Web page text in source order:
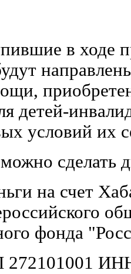
в ходе
детей-
условий их
сделать
на счет
фонда
272101001